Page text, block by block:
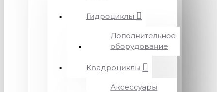
Гидроциклы
Дополнительное
оборудование
Квадроциклы
Аксессуары